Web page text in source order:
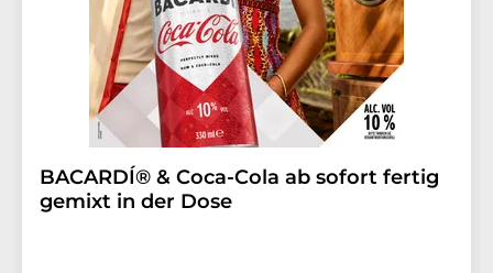
BACARDÍ® & Coca-Cola ab sofort fertig
gemixt in der Dose